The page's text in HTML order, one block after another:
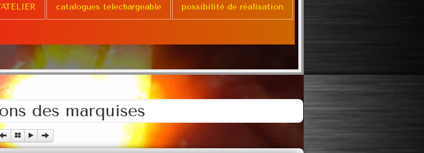
catalogues telechargeable possibilité de réalisation
des marquises